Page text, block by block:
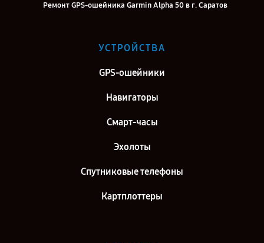
Ремонт GPS-ошейника Garmin Alpha 50 в г. Саратов
Ремонт GPS-ошейника Garmin Alpha 50 в г. Киров
УСТРОЙСТВА
GPS-ошейники
Навигаторы
Смарт-часы
Эхолоты
Спутниковые телефоны
Картплоттеры